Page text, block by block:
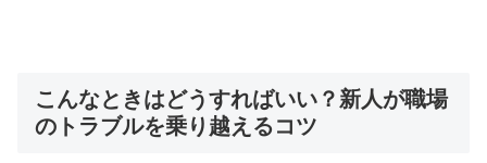
こんなときはどうすればいい？新人が職場
のトラブルを乗り越えるコツ